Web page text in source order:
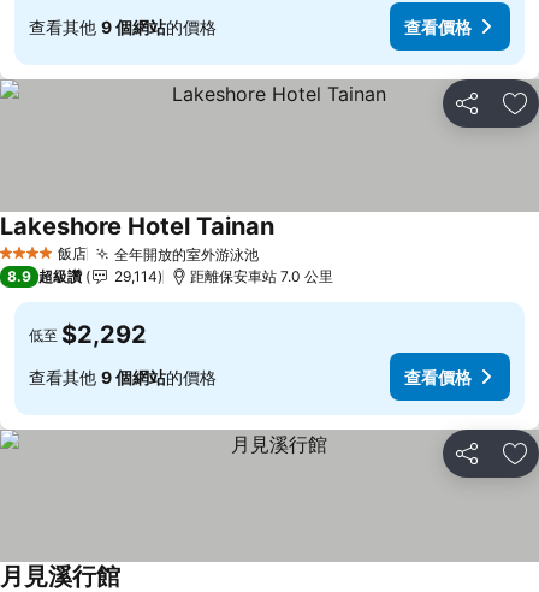
查看其他 9 個網站的價格 查看價格
分享 加
4 星級 飯店 全年開放的室外游泳池
Lakeshore Hotel Tainan
8.9 超級讚 29,114 距離保安車站 7.0 公里
低至 $2,292
查看其他 9 個網站的價格 查看價格
分享 加
月見溪行館